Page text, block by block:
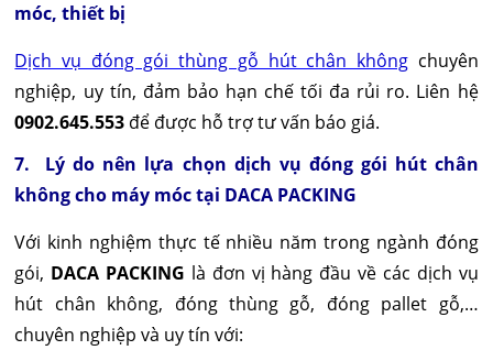
móc, thiết bị
Dịch vụ đóng gói thùng gỗ hút chân khôngchuyên
nghiệp, uy tín, đảm bảo hạn chế tối đa rủi ro. Liên hệ
0902.645.553 để được hỗ trợ tư vấn báo giá.
7. Lý do nên lựa chọn dịch vụ đóng gói hút chân
không cho máy móc tại DACA PACKING
Với kinh nghiệm thực tế nhiều năm trong ngành đóng
gói, DACA PACKING là đơn vị hàng đầu về các dịch vụ
hút chân không, đóng thùng gỗ, đóng pallet gỗ,…
chuyên nghiệp và uy tín với: